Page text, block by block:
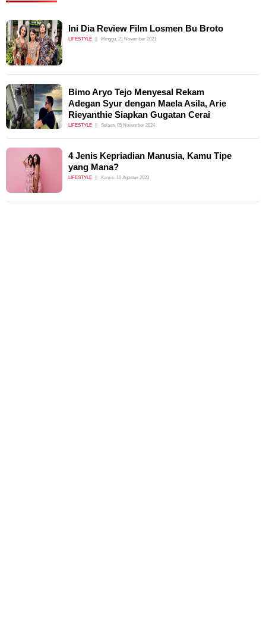
Ini Dia Review Film Losmen Bu Broto
LIFESTYLE Minggu, 21 November 2021
Bimo Aryo Tejo Menyesal Rekam
Adegan Syur dengan Maela Asila, Arie
Rieyanthie Siapkan Gugatan Cerai
LIFESTYLE Selasa, 05 November 2024
4 Jenis Kepriadian Manusia, Kamu Tipe
yang Mana?
LIFESTYLE Kamis, 10 Agustus 2023